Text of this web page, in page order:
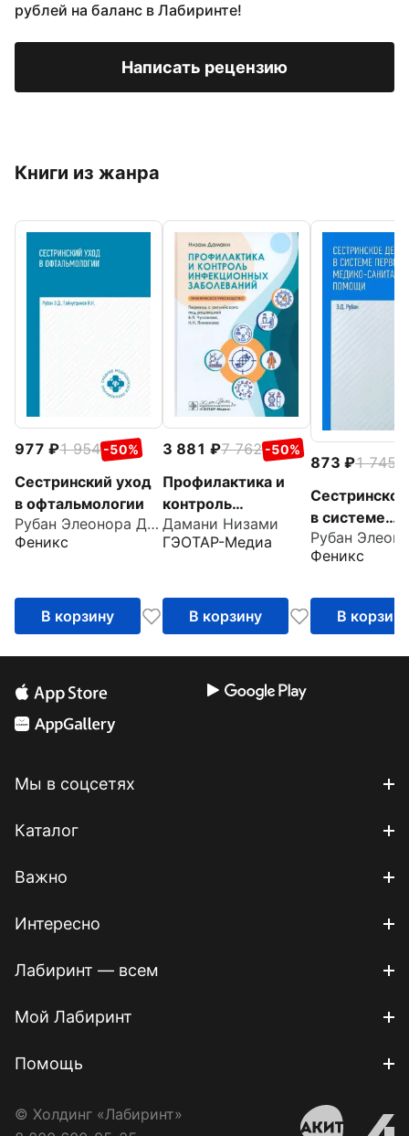
рублей на баланс в Лабиринте!
Написать рецензию
Книги из жанра
977 1 954 -50%
Сестринский уход
в офтальмологии
Рубан Элеонора Дмитриевна
Феникс
В корзину
3 881 7 762 -50%
Профилактика и
контроль
инфекционных
заболеваний
Дамани Низами
ГЭОТАР-Медиа
В корзину
873 1 745
в системе
первичной
санитарной
Феникс
В корзину
Мы в соцсетях
Каталог
Важно
Интересно
Лабиринт — всем
Мой Лабиринт
Помощь
© Холдинг «Лабиринт»